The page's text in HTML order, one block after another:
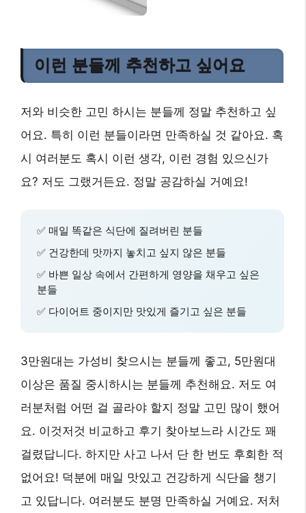
이런 분들께 추천하고 싶어요
저와 비슷한 고민 하시는 분들께 정말 추천하고 싶
어요. 특히 이런 분들이라면 만족하실 것 같아요. 혹
시 여러분도 혹시 이런 생각, 이런 경험 있으신가
요? 저도 그랬거든요. 정말 공감하실 거예요!
✅ 매일 똑같은 식단에 질려버린 분들
✅ 건강한데 맛까지 놓치고 싶지 않은 분들
✅ 바쁜 일상 속에서 간편하게 영양을 채우고 싶은
분들
✅ 다이어트 중이지만 맛있게 즐기고 싶은 분들
3만원대는 가성비 찾으시는 분들께 좋고, 5만원대
이상은 품질 중시하시는 분들께 추천해요. 저도 여
러분처럼 어떤 걸 골라야 할지 정말 고민 많이 했어
요. 이것저것 비교하고 후기 찾아보느라 시간도 꽤
걸렸답니다. 하지만 사고 나서 단 한 번도 후회한 적
없어요! 덕분에 매일 맛있고 건강하게 식단을 챙기
고 있답니다. 여러분도 분명 만족하실 거예요. 저처